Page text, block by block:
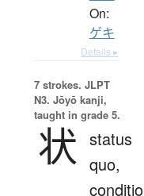
On:
ゲキ
Details ▸
7 strokes. JLPT
N3. Jōyō kanji,
taught in grade 5.
状 status
quo,